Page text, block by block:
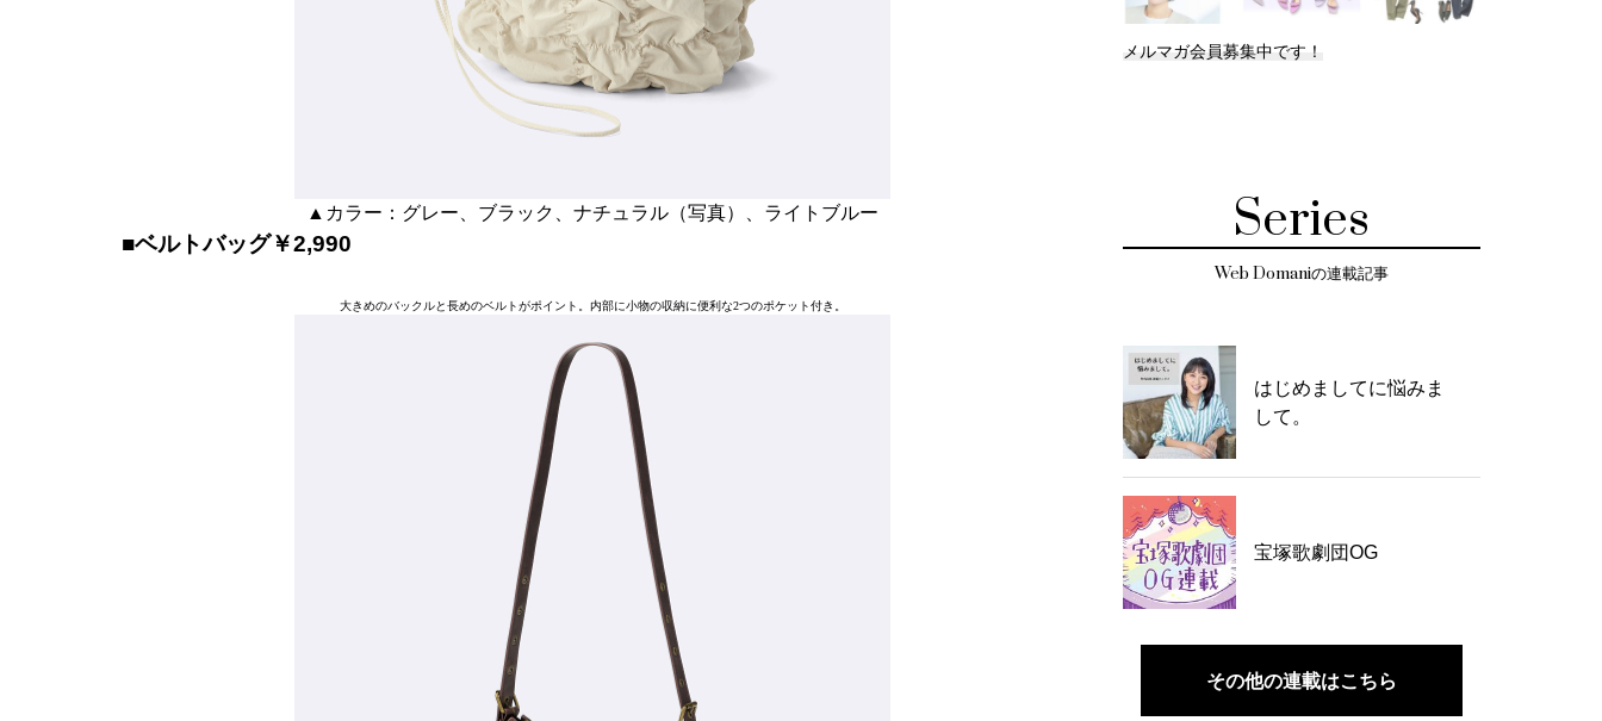
▲カラー：グレー、ブラック、ナチュラル（写真）、ライトブルー
■ベルトバッグ￥2,990
大きめのバックルと長めのベルトがポイント。内部に小物の収納に便利な2つのポケット付き。
メルマガ会員募集中です！
Series
Web Domaniの連載記事
はじめましてに悩みま
して。
宝塚歌劇団OG
その他の連載はこちら